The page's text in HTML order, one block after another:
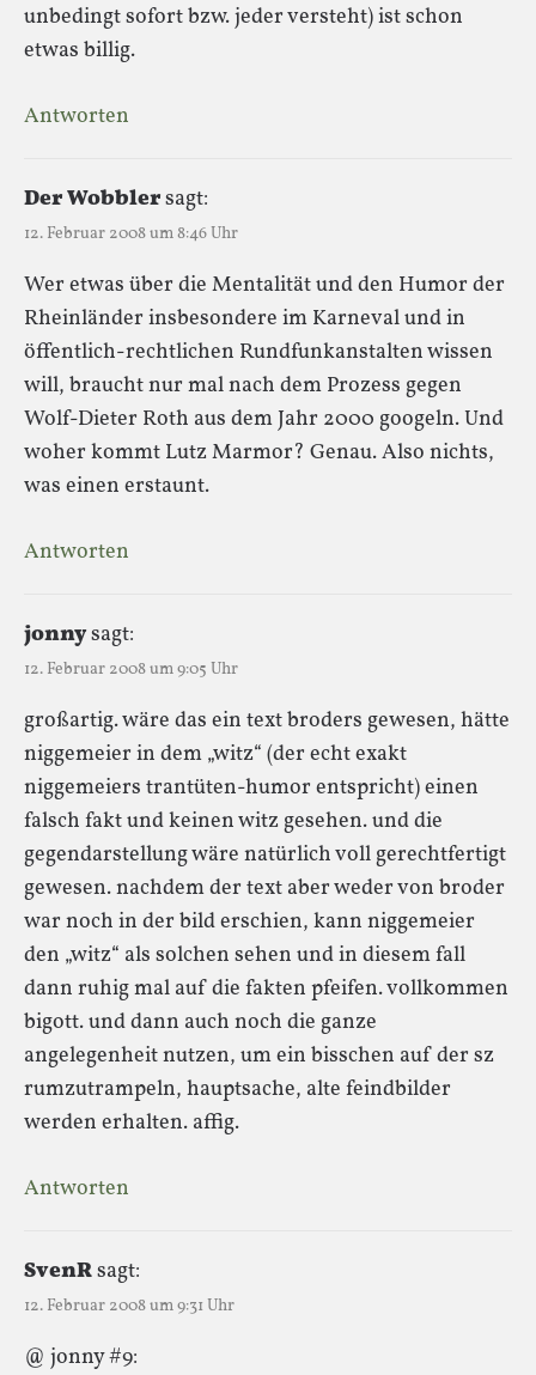
unbedingt sofort bzw. jeder versteht) ist schon
etwas billig.
Antworten
Der Wobblersagt:
12. Februar 2008 um 8:46 Uhr
Wer etwas über die Mentalität und den Humor der
Rheinländer insbesondere im Karneval und in
öffentlich-rechtlichen Rundfunkanstalten wissen
will, braucht nur mal nach dem Prozess gegen
Wolf-Dieter Roth aus dem Jahr 2000 googeln. Und
woher kommt Lutz Marmor? Genau. Also nichts,
was einen erstaunt.
Antworten
jonnysagt:
12. Februar 2008 um 9:05 Uhr
großartig. wäre das ein text broders gewesen, hätte
niggemeier in dem „witz“ (der echt exakt
niggemeiers trantüten-humor entspricht) einen
falsch fakt und keinen witz gesehen. und die
gegendarstellung wäre natürlich voll gerechtfertigt
gewesen. nachdem der text aber weder von broder
war noch in der bild erschien, kann niggemeier
den „witz“ als solchen sehen und in diesem fall
dann ruhig mal auf die fakten pfeifen. vollkommen
bigott. und dann auch noch die ganze
angelegenheit nutzen, um ein bisschen auf der sz
rumzutrampeln, hauptsache, alte feindbilder
werden erhalten. affig.
Antworten
SvenRsagt:
12. Februar 2008 um 9:31 Uhr
@ jonny #9: